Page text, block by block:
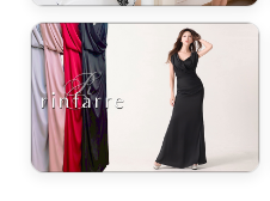
立てる一着。
ピース